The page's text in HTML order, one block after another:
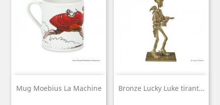
Mug Moebius La Machine Bronze Lucky Luke tirant...